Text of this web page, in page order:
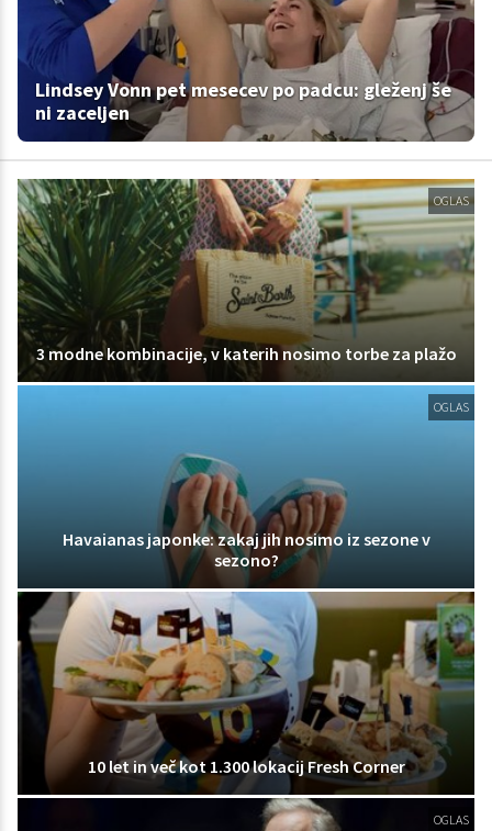
Lindsey Vonn pet mesecev po padcu: gleženj še
ni zaceljen
OGLAS
3 modne kombinacije, v katerih nosimo torbe za plažo
OGLAS
Havaianas japonke: zakaj jih nosimo iz sezone v
sezono?
10 let in več kot 1.300 lokacij Fresh Corner
OGLAS